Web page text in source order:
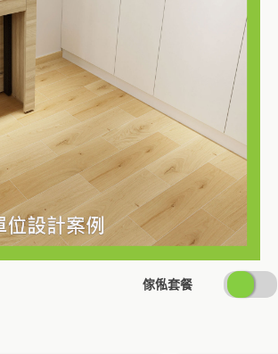
傢俬套餐
SWITCH
PRICING